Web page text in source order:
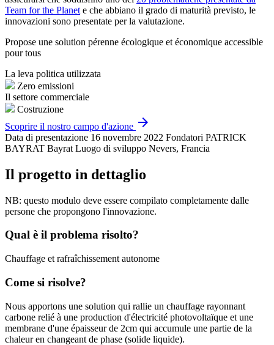
Team for the Planet e che abbiano il grado di maturità previsto, le
innovazioni sono presentate per la valutazione.
Propose une solution pérenne écologique et économique accessible
pour tous
La leva politica utilizzata
Zero emissioni
Il settore commerciale
Costruzione
Scoprire il nostro campo d'azione arrow_forward
Data di presentazione 16 novembre 2022 Fondatori PATRICK
BAYRAT Bayrat Luogo di sviluppo Nevers, Francia
Il progetto in dettaglio
NB: questo modulo deve essere compilato completamente dalle
persone che propongono l'innovazione.
Qual è il problema risolto?
Chauffage et rafraîchissement autonome
Come si risolve?
Nous apportons une solution qui rallie un chauffage rayonnant
carbone relié à une production d'électricité photovoltaïque et une
membrane d'une épaisseur de 2cm qui accumule une partie de la
chaleur en changeant de phase (solide liquide).